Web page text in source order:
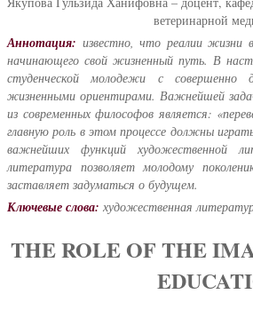
ветеринарной
Аннотация: известно, что реалии жизни
начинающего свой жизненный путь. В
студенческой молодежи с совершенно
жизненными ориентирами. Важнейшей
из современных философов является:
главную роль в этом процессе должны
важнейших функций художественной
литература позволяет молодому
заставляет задуматься о будущем.
Ключевые слова: художественная
THE ROLE OF THE